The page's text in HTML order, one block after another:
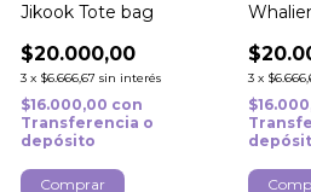
Jikook Tote bag
$20.000,00
3 x $6.666,67 sin interés
$16.000,00 con
Transferencia o
depósito
3 x